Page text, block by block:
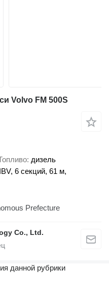
Volvo FM 500S
дизель
6 секций, 61 м,
Prefecture
Co., Ltd.
данной рубрики